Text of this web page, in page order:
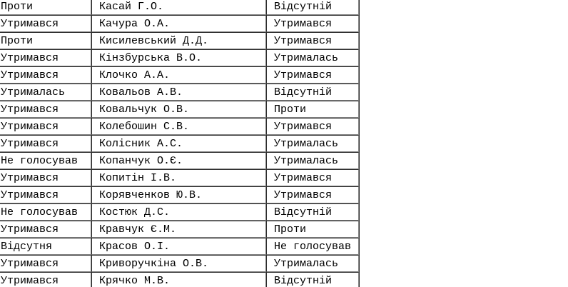
Проти Касай Г.О.
Відсутній
Утримався Качура О.А.
Утримався
Проти Кисилевський Д.Д.
Утримався
Утримався Кінзбурська В.О.
Утрималась
Утримався Клочко А.А.
Утримався
Утрималась Ковальов А.В.
Відсутній
Утримався Ковальчук О.В.
Проти
Утримався Колебошин С.В.
Утримався
Утримався Колісник А.С.
Утрималась
Не голосував Копанчук О.Є.
Утрималась
Утримався Копитін І.В.
Утримався
Утримався Корявченков Ю.В.
Утримався
Не голосував Костюк Д.С.
Відсутній
Утримався Кравчук Є.М.
Проти
Відсутня Красов О.І.
Не голосував
Утримався Криворучкіна О.В.
Утрималась
Утримався Крячко М.В.
Відсутній